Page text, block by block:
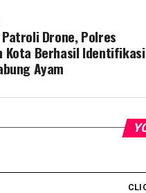
Drone, Polres
Kota Berhasil Identifikasi
Ayam